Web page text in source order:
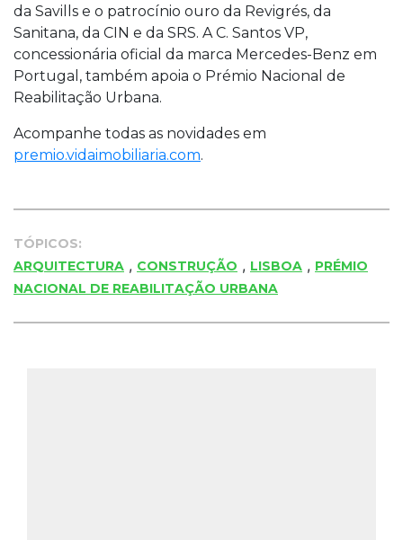
da Savills e o patrocínio ouro da Revigrés, da
Sanitana, da CIN e da SRS. A C. Santos VP,
concessionária oficial da marca Mercedes-Benz em
Portugal, também apoia o Prémio Nacional de
Reabilitação Urbana.
Acompanhe todas as novidades em
premio.vidaimobiliaria.com.
TÓPICOS:
ARQUITECTURA , CONSTRUÇÃO , LISBOA , PRÉMIO
NACIONAL DE REABILITAÇÃO URBANA